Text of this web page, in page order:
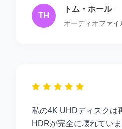
TH
トム・ホール
オーディオファイ
私の4K UHDディスクは
HDRが完全に壊れてい